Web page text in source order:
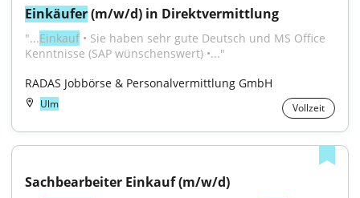
Einkäufer (m/w/d) in Direktvermittlung
"...Einkauf • Sie haben sehr gute Deutsch und MS Office
Kenntnisse (SAP wünschenswert) •..."
RADAS Jobbörse & Personalvermittlung GmbH
Ulm Vollzeit
Sachbearbeiter Einkauf (m/w/d)